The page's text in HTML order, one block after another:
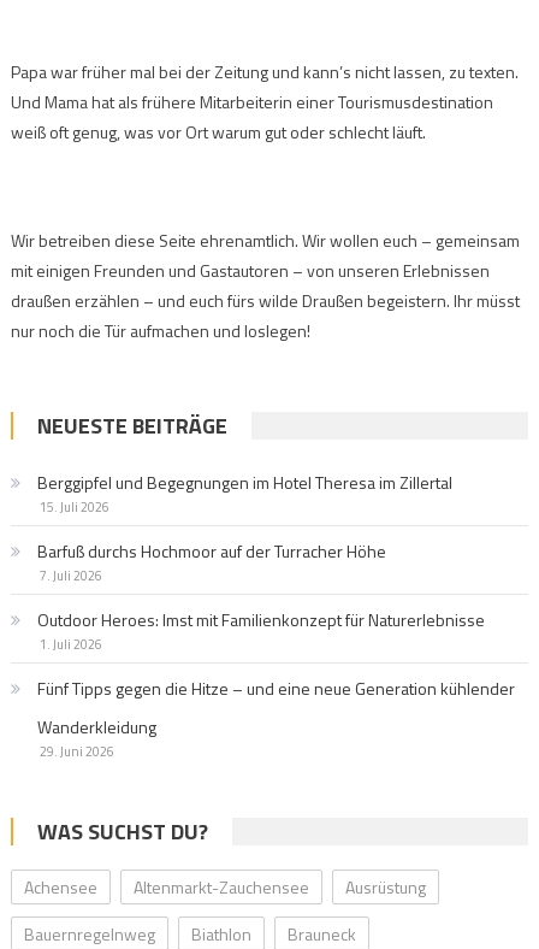
Papa war früher mal bei der Zeitung und kann’s nicht lassen, zu texten.
Und Mama hat als frühere Mitarbeiterin einer Tourismusdestination
weiß oft genug, was vor Ort warum gut oder schlecht läuft.
Wir betreiben diese Seite ehrenamtlich. Wir wollen euch – gemeinsam
mit einigen Freunden und Gastautoren – von unseren Erlebnissen
draußen erzählen – und euch fürs wilde Draußen begeistern. Ihr müsst
nur noch die Tür aufmachen und loslegen!
NEUESTE BEITRÄGE
Berggipfel und Begegnungen im Hotel Theresa im Zillertal
15. Juli 2026
Barfuß durchs Hochmoor auf der Turracher Höhe
7. Juli 2026
Outdoor Heroes: Imst mit Familienkonzept für Naturerlebnisse
1. Juli 2026
Fünf Tipps gegen die Hitze – und eine neue Generation kühlender
Wanderkleidung
29. Juni 2026
WAS SUCHST DU?
Achensee Altenmarkt-Zauchensee
Ausrüstung
Bauernregelnweg
Biathlon
Brauneck